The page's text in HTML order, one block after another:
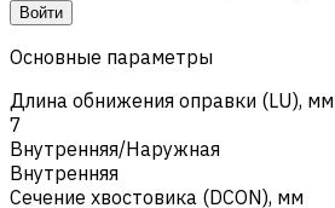
Войти
Основные параметры
Длина обнижения оправки (LU), мм
7
Внутренняя/Наружная
Внутренняя
Сечение хвостовика (DCON), мм